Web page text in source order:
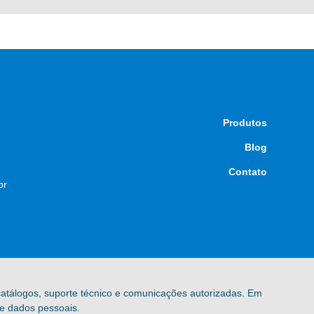
Produtos
Blog
Contato
suporte técnico e comunicações autorizadas. Em
dados pessoais.